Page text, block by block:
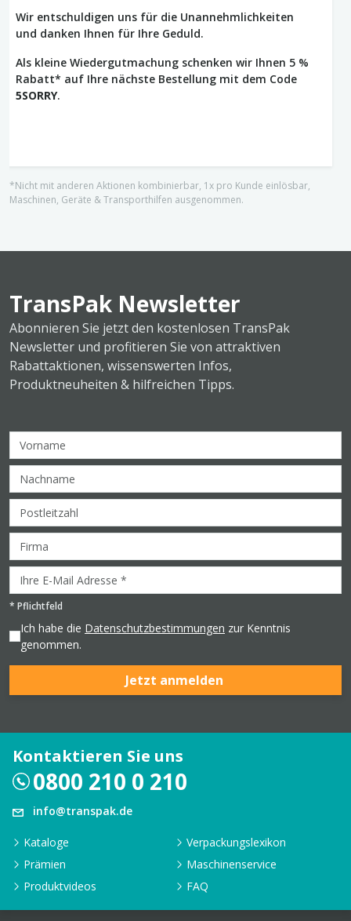
Wir entschuldigen uns für die Unannehmlichkeiten
und danken Ihnen für Ihre Geduld.
Als kleine Wiedergutmachung schenken wir Ihnen 5 %
Rabatt* auf Ihre nächste Bestellung mit dem Code
5SORRY.
*Nicht mit anderen Aktionen kombinierbar, 1x pro Kunde einlösbar,
Maschinen, Geräte & Transporthilfen ausgenommen.
TransPak Newsletter
Abonnieren Sie jetzt den kostenlosen TransPak
Newsletter und profitieren Sie von attraktiven
Rabattaktionen, wissenswerten Infos,
Produktneuheiten & hilfreichen Tipps.
* Pflichtfeld
Ich habe die Datenschutzbestimmungen zur Kenntnis
genommen.
Jetzt anmelden
Kontaktieren Sie uns
0800 210 0 210
info@transpak.de
Kataloge
Verpackungslexikon
Prämien
Maschinenservice
Produktvideos
FAQ